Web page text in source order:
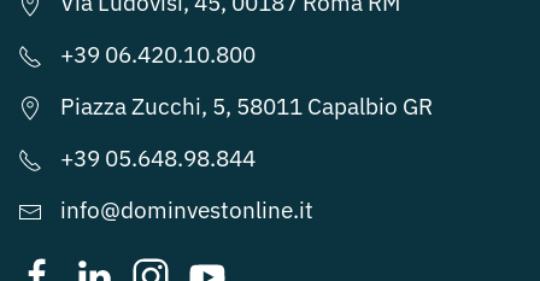
+39 06.420.10.800
Piazza Zucchi, 5, 58011 Capalbio GR
+39 05.648.98.844
info@dominvestonline.it